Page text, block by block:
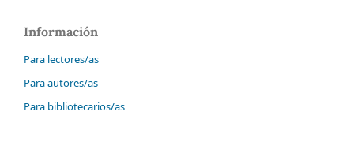
Información
Para lectores/as
Para autores/as
Para bibliotecarios/as